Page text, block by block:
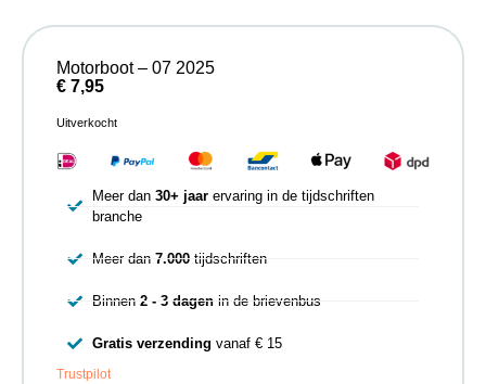
Motorboot – 07 2025
€ 7,95
Uitverkocht
Meer dan 30+ jaarervaring in de tijdschriften
branche
Meer dan 7.000tijdschriften
Binnen 2 - 3 dagenin de brievenbus
Gratis verzending vanaf € 15
Trustpilot